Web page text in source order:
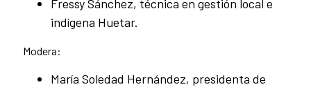
Fressy Sánchez, técnica en gestión local e
indígena Huetar.
Modera:
María Soledad Hernández, presidenta de